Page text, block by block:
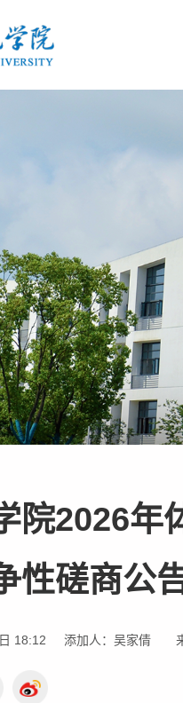
院2026年
性磋商公
18:12 添加人：吴家倩